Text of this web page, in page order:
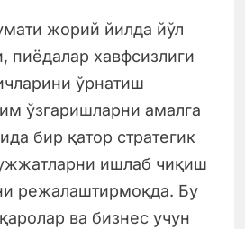
жорий йилда йўл
пиёдалар хавфсизлиги
ўрнатиш
ўзгаришларни амалга
бир қатор стратегик
ишлаб чиқиш
режалаштирмоқда. Бу
ва бизнес учун